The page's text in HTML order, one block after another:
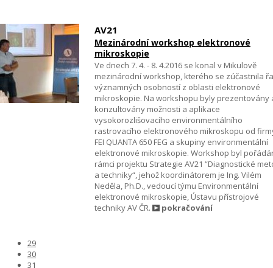
AV21
Mezinárodní workshop elektronové
mikroskopie
Ve dnech 7. 4. - 8. 4.2016 se konal v Mikulově
mezinárodní workshop, kterého se zúčastnila
významných osobností z oblasti elektronové
mikroskopie. Na workshopu byly prezentovány
konzultovány možnosti a aplikace
vysokorozlišovacího environmentálního
rastrovacího elektronového mikroskopu od
FEI QUANTA 650 FEG a skupiny environmentální
elektronové mikroskopie. Workshop byl
rámci projektu Strategie AV21 “Diagnostické
a techniky“, jehož koordinátorem je Ing. Vilém
Neděla, Ph.D., vedoucí týmu Environmentální
elektronové mikroskopie, Ústavu přístrojové
techniky AV ČR.
pokračování
29
30
31